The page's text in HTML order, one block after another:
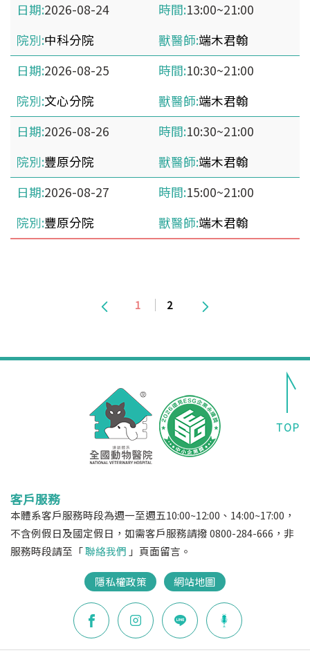
2026-08-24
13:00~21:00
中科分院
端木君翰
2026-08-25
10:30~21:00
文心分院
端木君翰
2026-08-26
10:30~21:00
豐原分院
端木君翰
2026-08-27
15:00~21:00
豐原分院
端木君翰
1 2
客戶服務
本體系客戶服務時段為週一至週五10:00~12:00、14:00~17:00，
不含例假日及國定假日，如需客戶服務請撥 0800-284-666，非
服務時段請至「聯絡我們 」頁面留言。
隱私權政策 網站地圖